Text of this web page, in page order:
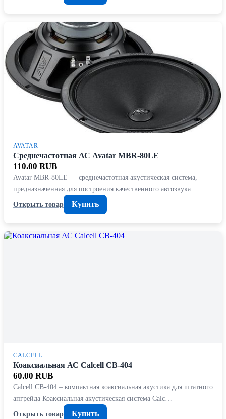
AVATAR
Среднечастотная АС Avatar MBR-80LE
110.00 RUB
Avatar MBR-80LE — среднечастотная акустическая система,
предназначенная для построения качественного автозвука…
Открыть товар
Купить
CALCELL
Коаксиальная АС Calcell CB-404
60.00 RUB
Calcell CB-404 – компактная коаксиальная акустика для штатного
апгрейда Коаксиальная акустическая система Calc…
Открыть товар
Купить